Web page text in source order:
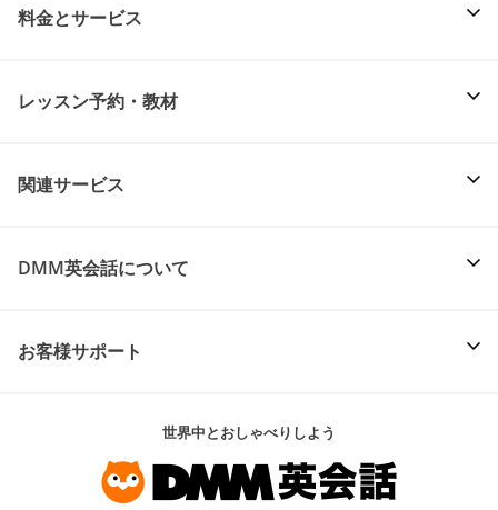
料金とサービス
レッスン予約・教材
関連サービス
DMM英会話について
お客様サポート
世界中とおしゃべりしよう